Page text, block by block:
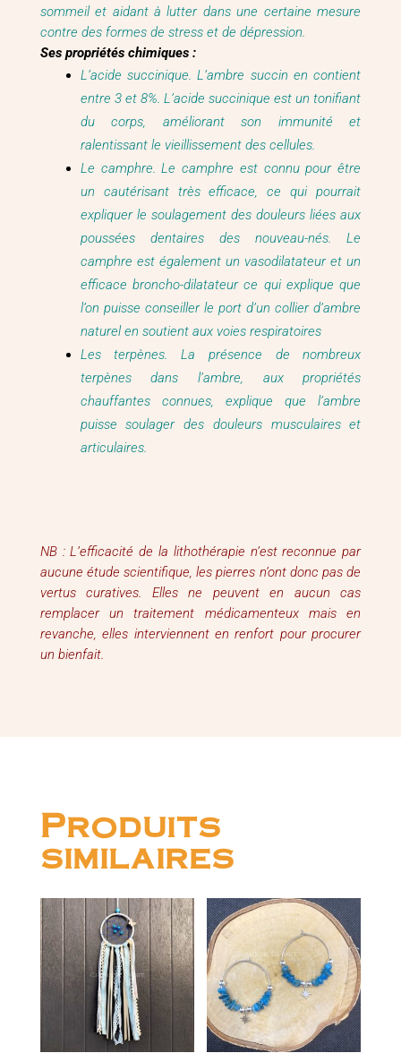
sommeil et aidant à lutter dans une certaine mesure
contre des formes de stress et de dépression.
Ses propriétés chimiques :
L’acide succinique. L’ambre succin en contient
entre 3 et 8%. L’acide succinique est un tonifiant
du corps, améliorant son immunité et
ralentissant le vieillissement des cellules.
Le camphre. Le camphre est connu pour être
un cautérisant très efficace, ce qui pourrait
expliquer le soulagement des douleurs liées aux
poussées dentaires des nouveau-nés. Le
camphre est également un vasodilatateur et un
efficace broncho-dilatateur ce qui explique que
l’on puisse conseiller le port d’un collier d’ambre
naturel en soutient aux voies respiratoires
Les terpènes. La présence de nombreux
terpènes dans l’ambre, aux propriétés
chauffantes connues, explique que l’ambre
puisse soulager des douleurs musculaires et
articulaires.
NB : L’efficacité de la lithothérapie n’est reconnue par
aucune étude scientifique, les pierres n’ont donc pas de
vertus curatives. Elles ne peuvent en aucun cas
remplacer un traitement médicamenteux mais en
revanche, elles interviennent en renfort pour procurer
un bienfait.
Produits
similaires